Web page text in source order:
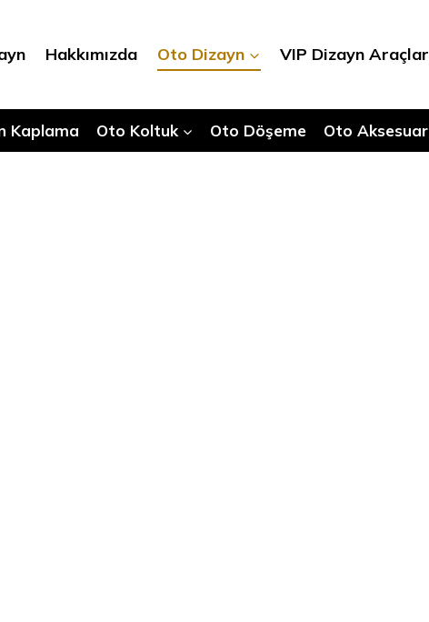
Hakkımızda Oto Dizayn VIP Dizayn Araçlar
Kaplama Oto Koltuk Oto Döşeme Oto Aksesuar